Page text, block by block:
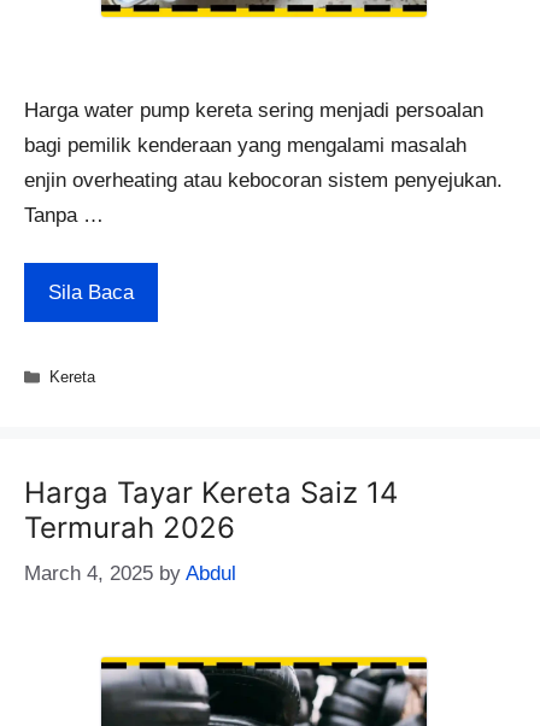
Harga water pump kereta sering menjadi persoalan
bagi pemilik kenderaan yang mengalami masalah
enjin overheating atau kebocoran sistem penyejukan.
Tanpa …
Sila Baca
Categories
Kereta
Harga Tayar Kereta Saiz 14
Termurah 2026
March 4, 2025 by Abdul